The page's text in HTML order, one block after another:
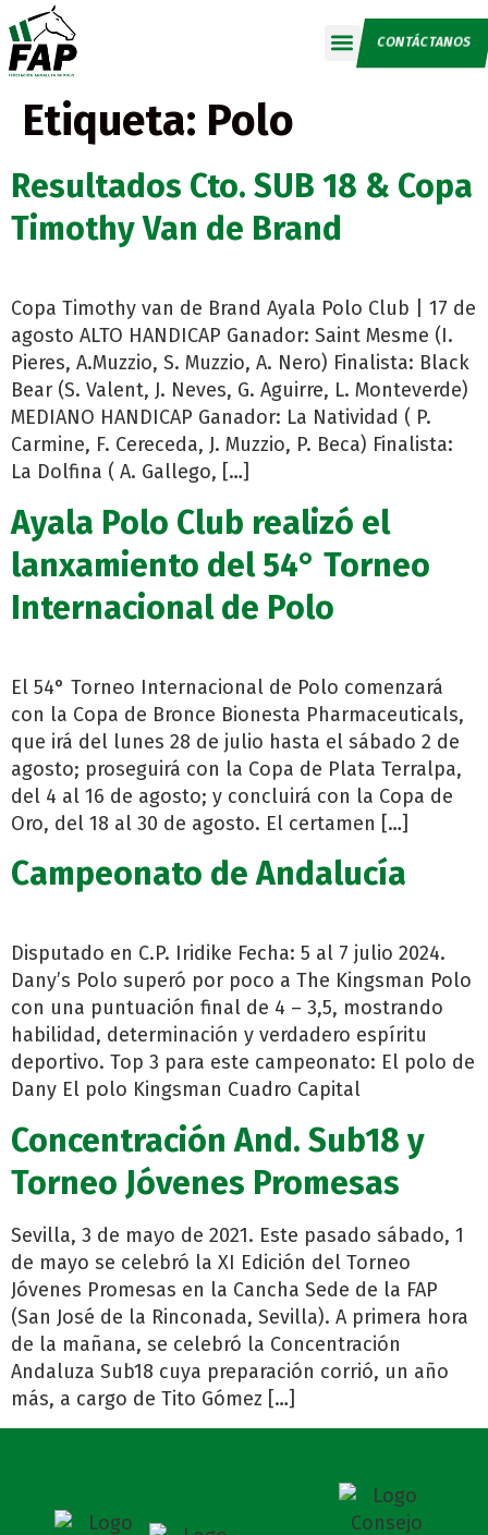
CONTÁCTANOS
Etiqueta: Polo
Resultados Cto. SUB 18 & Copa
Timothy Van de Brand
Copa Timothy van de Brand Ayala Polo Club | 17 de
agosto ALTO HANDICAP Ganador: Saint Mesme (I.
Pieres, A.Muzzio, S. Muzzio, A. Nero) Finalista: Black
Bear (S. Valent, J. Neves, G. Aguirre, L. Monteverde)
MEDIANO HANDICAP Ganador: La Natividad ( P.
Carmine, F. Cereceda, J. Muzzio, P. Beca) Finalista:
La Dolfina ( A. Gallego, […]
Ayala Polo Club realizó el
lanxamiento del 54° Torneo
Internacional de Polo
El 54° Torneo Internacional de Polo comenzará
con la Copa de Bronce Bionesta Pharmaceuticals,
que irá del lunes 28 de julio hasta el sábado 2 de
agosto; proseguirá con la Copa de Plata Terralpa,
del 4 al 16 de agosto; y concluirá con la Copa de
Oro, del 18 al 30 de agosto. El certamen […]
Campeonato de Andalucía
Disputado en C.P. Iridike Fecha: 5 al 7 julio 2024.
Dany’s Polo superó por poco a The Kingsman Polo
con una puntuación final de 4 – 3,5, mostrando
habilidad, determinación y verdadero espíritu
deportivo. Top 3 para este campeonato: El polo de
Dany El polo Kingsman Cuadro Capital
Concentración And. Sub18 y
Torneo Jóvenes Promesas
Sevilla, 3 de mayo de 2021. Este pasado sábado, 1
de mayo se celebró la XI Edición del Torneo
Jóvenes Promesas en la Cancha Sede de la FAP
(San José de la Rinconada, Sevilla). A primera hora
de la mañana, se celebró la Concentración
Andaluza Sub18 cuya preparación corrió, un año
más, a cargo de Tito Gómez […]